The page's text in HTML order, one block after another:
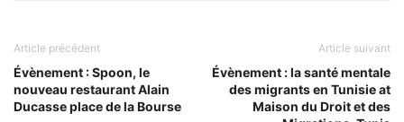
Article précédent
Évènement : Spoon, le
nouveau restaurant Alain
Ducasse place de la Bourse
Article suivant
Évènement : la santé mentale
des migrants en Tunisie at
Maison du Droit et des